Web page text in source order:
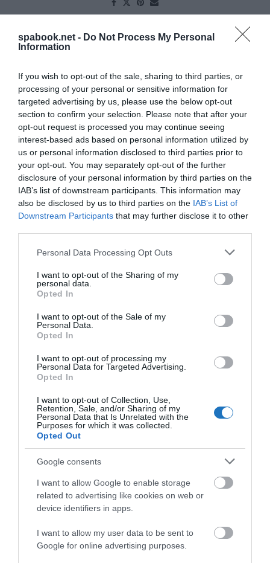
spabook.net - Do Not Process My Personal
Information
If you wish to opt-out of the sale, sharing to third parties, or
processing of your personal or sensitive information for
targeted advertising by us, please use the below opt-out
section to confirm your selection. Please note that after your
opt-out request is processed you may continue seeing
interest-based ads based on personal information utilized by
us or personal information disclosed to third parties prior to
your opt-out. You may separately opt-out of the further
disclosure of your personal information by third parties on the
IAB’s list of downstream participants. This information may
also be disclosed by us to third parties on the IAB’s List of
Downstream Participants that may further disclose it to other
Please note that this website/app uses one or more Google
not limited to your visit or usage behaviour. You may click to
grant or deny consent to Google and its third-party tags to
use your data for below specified purposes in below Google
consent section.
Personal Data Processing Opt Outs
I want to opt-out of the Sharing of my
personal data.
Opted In
I want to opt-out of the Sale of my
Personal Data.
Opted In
I want to opt-out of processing my
Personal Data for Targeted Advertising.
Opted In
I want to opt-out of Collection, Use,
Retention, Sale, and/or Sharing of my
Personal Data that Is Unrelated with the
Purposes for which it was collected.
Opted Out
Google consents
I want to allow Google to enable storage
related to advertising like cookies on web or
device identifiers in apps.
I want to allow my user data to be sent to
Google for online advertising purposes.
KIAKADTAK A HOLLANDOK A
KLÍMAAKTIVISTÁK KIKÖTŐI BLOKÁDJA MIATT
Hajónként akár 800 ezer eurónyi (315 millió forint)
klímavédelmi csoport sétahajók elleni blokádja az
Amszterdamba vezető IJmuiden kikötővárosban
jelentette kedden a holland sajtó az amszterdami
kikötői hatóságra hivatkozva, írja az MTI.
OLVASS TOVÁBB